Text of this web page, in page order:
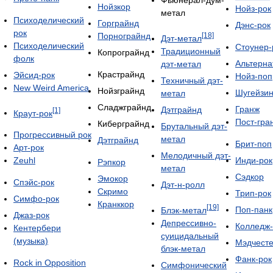
Психоделический
рок
Психоделический
фолк
Эйсид-рок
New Weird America
Краут-рок[1]
Прогрессивный рок
Арт-рок
Zeuhl
Спэйс-рок
Симфо-рок
Джаз-рок
Кентербери
(музыка)
Rock in Opposition
Нойзкор
Горграйнд
Порнограйнд
Копрограйнд
Крастрайнд
Нойзграйнд
Сладжграйнд
Киберграйнд
Дэтграйнд
Рэпкор
Эмокор
Скримо
Кранккор
метал
Дэт-метал[18]
Традиционный
дэт-метал
Техничный дэт-
метал
Дэтграйнд
Брутальный дэт-
метал
Мелодичный дэт-
метал
Дэт-н-ролл
Блэк-метал[19]
Депрессивно-
суицидальный
блэк-метал
Симфонический
Нойз-рок
Дэнс-рок
Стоунер-
Нойз-поп
Гранж
Пост-
Брит-поп
Инди-рок
Сэдкор
Трип-рок
Поп-панк
Фанк-рок